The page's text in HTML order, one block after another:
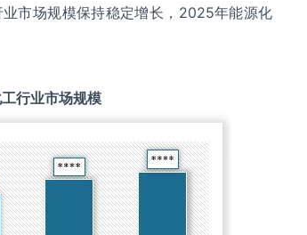
市场规模保持稳定增长，2025年能源化
行业市场规模